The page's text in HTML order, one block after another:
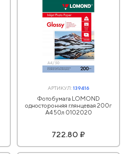
АРТИКУЛ:139416
Фотобумага LOMOND
односторонняя глянцевая 200г
A4 50л 0102020
722.80 ₽